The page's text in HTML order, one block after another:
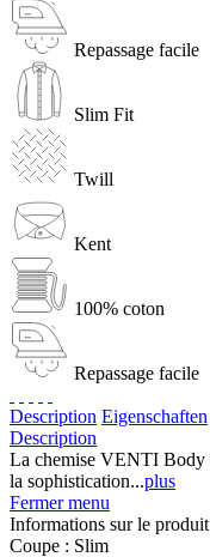
Repassage facile
Slim Fit
Twill
Kent
100% coton
Repassage facile
Description Eigenschaften
Description
La chemise VENTI Body
la sophistication...plus
Fermer menu
Informations sur le
Coupe : Slim